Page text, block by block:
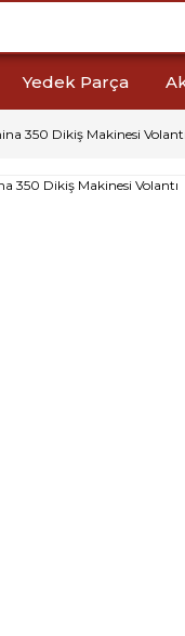
Yedek Parça
350 Dikiş Makinesi Volantı